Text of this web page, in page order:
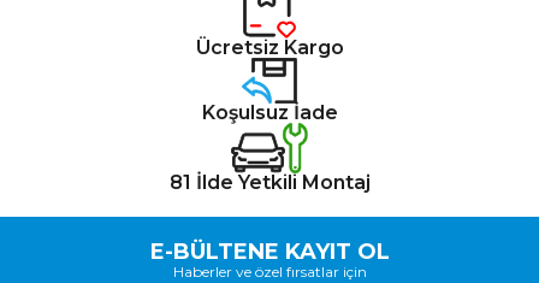
Ücretsiz Kargo
Koşulsuz İade
81 İlde Yetkili Montaj
E-BÜLTENE KAYIT OL
Haberler ve özel fırsatlar için